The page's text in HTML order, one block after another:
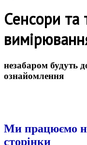
Сенсори та
незабаром будуть
ознайомлення
Ми працюємо
сторінки